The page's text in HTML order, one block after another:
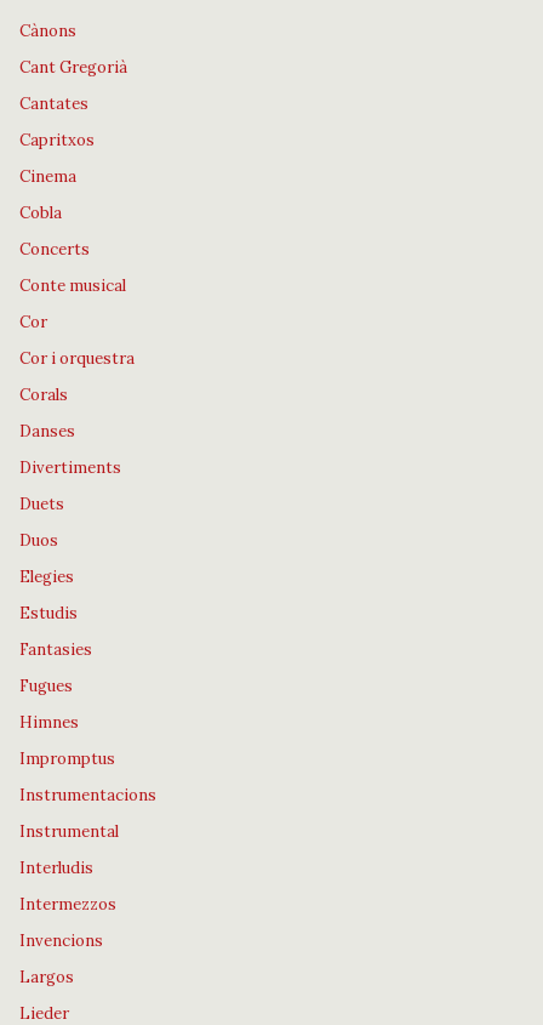
Cànons
Cant Gregorià
Cantates
Capritxos
Cinema
Cobla
Concerts
Conte musical
Cor
Cor i orquestra
Corals
Danses
Divertiments
Duets
Duos
Elegies
Estudis
Fantasies
Fugues
Himnes
Impromptus
Instrumentacions
Instrumental
Interludis
Intermezzos
Invencions
Largos
Lieder